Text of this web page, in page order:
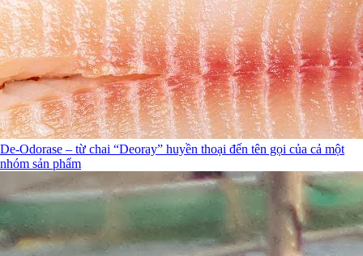
De-Odorase – từ chai “Deoray” huyền thoại đến tên gọi của cả một
nhóm sản phẩm